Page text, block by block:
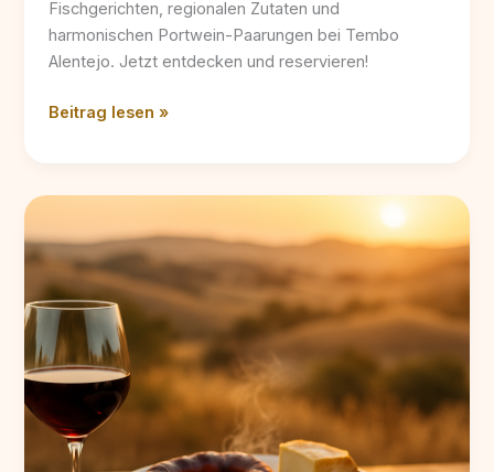
Fischgerichten, regionalen Zutaten und
harmonischen Portwein-Paarungen bei Tembo
Alentejo. Jetzt entdecken und reservieren!
Tembo
Fischgerichte
der
Küste
Portugals
Beitrag lesen »